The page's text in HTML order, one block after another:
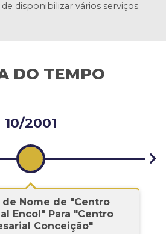
disponibilizar vários serviços.
DO TEMPO
10/2001
de Nome de "Centro
Encol" Para "Centro
Conceição"